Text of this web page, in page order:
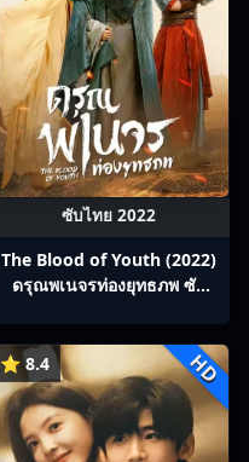
ซับไทย 2022
The Blood of Youth (2022)
ดรุณพเนจรท่องยุทธภพ ซับ
⭐ 8.4 HD